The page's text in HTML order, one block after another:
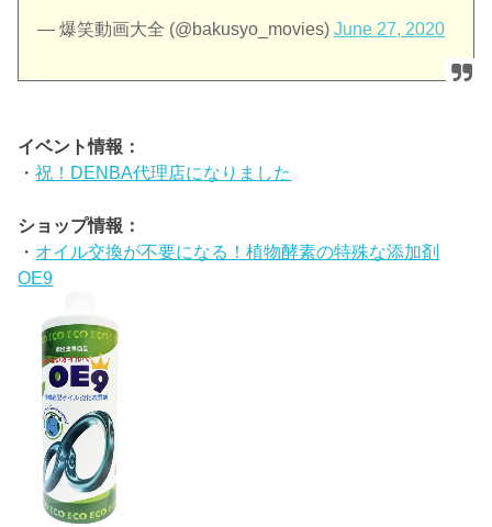
— 爆笑動画大全 (@bakusyo_movies)June 27, 2020
イベント情報：
・祝！DENBA代理店になりました
ショップ情報：
・ オイル交換が不要になる！植物酵素の特殊な添加剤
OE9